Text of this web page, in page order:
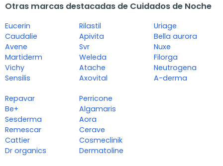
Otras marcas destacadas de Cuidados de Noche
Eucerin
Caudalie
Avene
Martiderm
Vichy
Sensilis
Rilastil
Apivita
Svr
Weleda
Atache
Axovital
Uriage
Bella aurora
Nuxe
Filorga
Neutrogena
A-derma
Repavar
Be+
Sesderma
Remescar
Cattier
Dr organics
Perricone
Algamaris
Aora
Cerave
Cosmeclinik
Dermatoline